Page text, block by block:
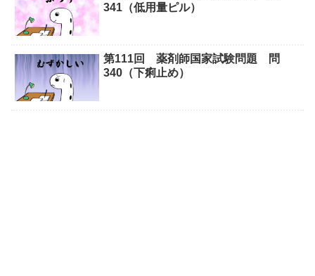
341（低用量ピル）
第111回 薬剤師国家試験問題 問
340（下痢止め）